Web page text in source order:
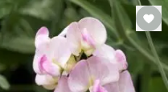
BULBI